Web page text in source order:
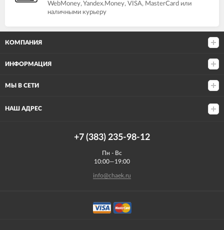
WebMoney, Yandex.Money, VISA, MasterCard или
наличными курьеру
КОМПАНИЯ
ИНФОРМАЦИЯ
МЫ В СЕТИ
НАШ АДРЕС
+7 (383) 235-98-12
Пн - Вс
10:00—19:00
info@chaek.ru